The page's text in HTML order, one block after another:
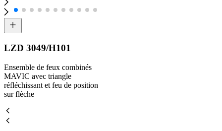
LZD 3049/H101
Ensemble de feux combinés
MAVIC avec triangle
réfléchissant et feu de position
sur flèche